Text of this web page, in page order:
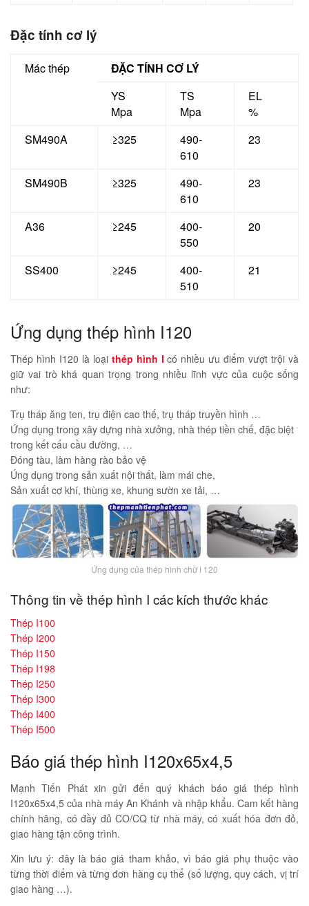
Đặc tính cơ lý
Mác thép
ĐẶC TÍNH CƠ LÝ
YS
Mpa
TS
Mpa
EL
%
SM490A
≥325
490-
610
23
SM490B ≥325
490-
610
23
A36 ≥245
400-
550
20
SS400 ≥245
400-
510
21
Ứng dụng thép hình I120
Thép hình I120 là loại thép hình I có nhiều ưu điểm vượt trội và
giữ vai trò khá quan trọng trong nhiều lĩnh vực của cuộc sống
như:
Trụ tháp ăng ten, trụ điện cao thế, trụ tháp truyền hình …
Ứng dụng trong xây dựng nhà xưởng, nhà thép tiền chế, đặc biệt
trong kết cấu cầu đường, …
Đóng tàu, làm hàng rào bảo vệ
Úng dụng trong sản xuất nội thất, làm mái che,
Sản xuất cơ khí, thùng xe, khung sườn xe tải, …
Ứng dụng của thép hình chữ i 120
Thông tin về thép hình I các kích thước khác
Thép I100
Thép I200
Thép I150
Thép I198
Thép I250
Thép I300
Thép I400
Thép I500
Báo giá thép hình I120x65x4,5
Mạnh Tiến Phát xin gửi đến quý khách báo giá thép hình
I120x65x4,5 của nhà máy An Khánh và nhập khẩu. Cam kết hàng
chính hãng, có đầy đủ CO/CQ từ nhà máy, có xuất hóa đơn đỏ,
giao hàng tận công trình.
Xin lưu ý: đây là báo giá tham khảo, vì báo giá phụ thuộc vào
từng thời điểm và từng đơn hàng cụ thể (số lượng, quy cách, vị trí
giao hàng …).